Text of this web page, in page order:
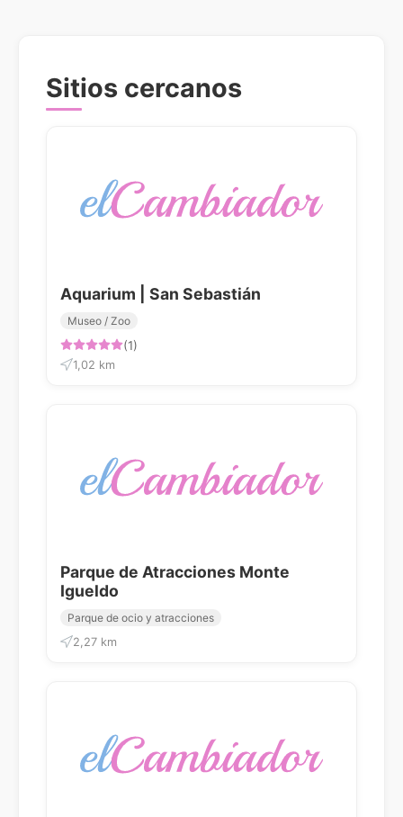
Sitios cercanos
Aquarium | San Sebastián
Museo / Zoo
(1)
1,02 km
Parque de Atracciones Monte
Igueldo
Parque de ocio y atracciones
2,27 km